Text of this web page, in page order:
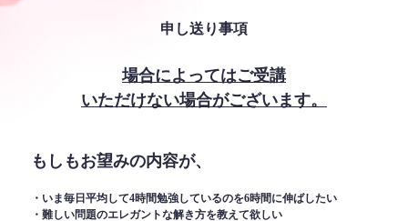
申し送り事項
場合によってはご受講
いただけない場合がございます。
もしもお望みの内容が、
・いま毎日平均して4時間勉強しているのを6時間に伸ばしたい
・難しい問題のエレガントな解き方を教えて欲しい